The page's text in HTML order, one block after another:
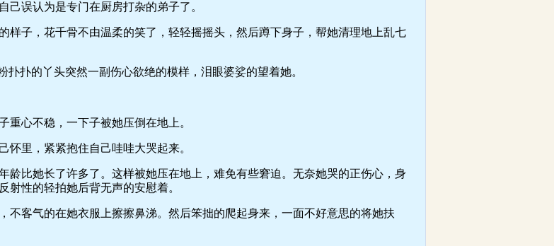
误认为是专门在厨房打杂的弟子了。
子，花千骨不由温柔的笑了，轻轻摇摇头，然后蹲下身子，帮她清理地上乱七
扑的丫头突然一副伤心欲绝的模样，泪眼婆娑的望着她。
心不稳，一下子被她压倒在地上。
里，紧紧抱住自己哇哇大哭起来。
比她长了许多了。这样被她压在地上，难免有些窘迫。无奈她哭的正伤心，身
射性的轻拍她后背无声的安慰着。
客气的在她衣服上擦擦鼻涕。然后笨拙的爬起身来，一面不好意思的将她扶